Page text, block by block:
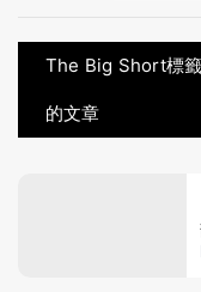
The Big Short標
的文章